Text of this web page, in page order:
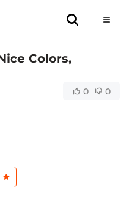
Colors,
0 0